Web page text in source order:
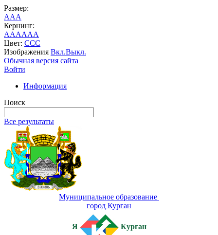
Размер:
AAA
Кернинг:
AAAAAA
Цвет: CCC
Изображения Вкл.Выкл.
Обычная версия сайта
Войти
Информация
Поиск
Все результаты
Муниципальное образование
город Курган
Я Курган